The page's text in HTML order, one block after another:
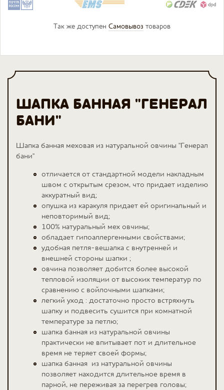
Так же доступен Самовывоз товаров
ШАПКА БАННАЯ "ГЕНЕРАЛ
БАНИ"
Шапка банная меховая из натуральной овчины "Генерал
бани"
отличается от стандартной модели накладным
швом с открытым срезом, что придает изделию
аккуратный вид;
опушка из каракуля придает ей оригинальный и
неповторимый вид;
100% натуральный мех овчины;
обладает гипоаллергенными свойствами;
удобная петля-вешалка с внутренней и
внешней стороны шапки ;
овчина позволяет добится более высокой
тепловой изоляции от высоких температур по
сравнению с войлочными шапками;
легкий уход : достаточно просто встряхнуть
шапку и подвесить сушится при комнатной
температуре за петлю;
шапка банная из натуральной овчины
практически не впитывает пот и длительное
время не теряет своей формы;
шапка банная из натуральной овчины
позволяет находится длительное время в
парной, не переживая за перегрев головы;